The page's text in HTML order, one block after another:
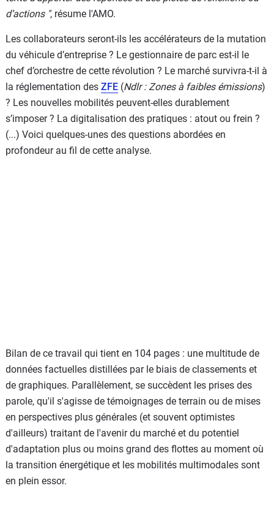
d’actions ", résume l'AMO.
Les collaborateurs seront-ils les accélérateurs de la mutation
du véhicule d’entreprise ? Le gestionnaire de parc est-il le
chef d’orchestre de cette révolution ? Le marché survivra-t-il à
la réglementation des ZFE (Ndlr : Zones à faibles émissions)
? Les nouvelles mobilités peuvent-elles durablement
s’imposer ? La digitalisation des pratiques : atout ou frein ?
(...) Voici quelques-unes des questions abordées en
profondeur au fil de cette analyse.
Bilan de ce travail qui tient en 104 pages : une multitude de
données factuelles distillées par le biais de classements et
de graphiques. Parallèlement, se succèdent les prises des
parole, qu'il s'agisse de témoignages de terrain ou de mises
en perspectives plus générales (et souvent optimistes
d'ailleurs) traitant de l'avenir du marché et du potentiel
d'adaptation plus ou moins grand des flottes au moment où
la transition énergétique et les mobilités multimodales sont
en plein essor.